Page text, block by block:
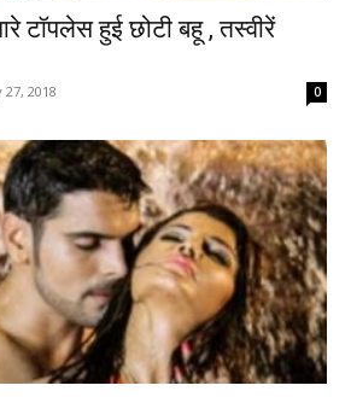
टॉपलेस हुई छोटी बहू , तस्वीरें
2018 0